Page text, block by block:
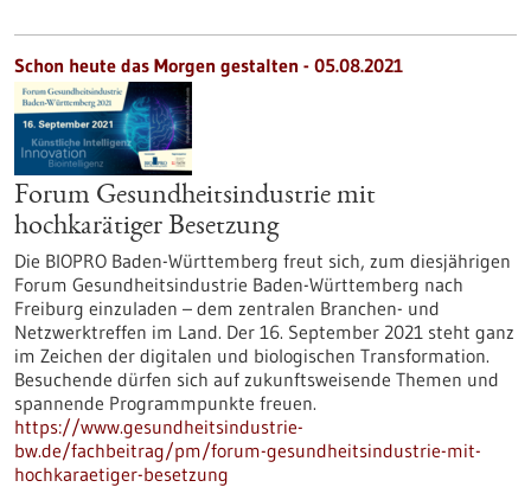
Schon heute das Morgen gestalten - 05.08.2021
Forum Gesundheitsindustrie mit
hochkarätiger Besetzung
Die BIOPRO Baden-Württemberg freut sich, zum diesjährigen
Forum Gesundheitsindustrie Baden-Württemberg nach
Freiburg einzuladen – dem zentralen Branchen- und
Netzwerktreffen im Land. Der 16. September 2021 steht ganz
im Zeichen der digitalen und biologischen Transformation.
Besuchende dürfen sich auf zukunftsweisende Themen und
spannende Programmpunkte freuen.
https://www.gesundheitsindustrie-
bw.de/fachbeitrag/pm/forum-gesundheitsindustrie-mit-
hochkaraetiger-besetzung